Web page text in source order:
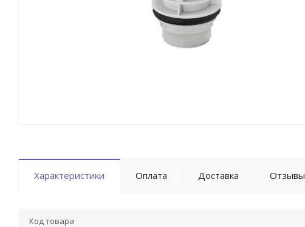
Характеристики Оплата Доставка Отзывы
Код товара